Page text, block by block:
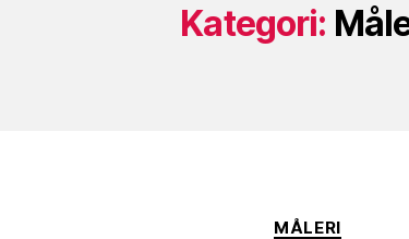
Kategori:
Kategorier
MÅLERI